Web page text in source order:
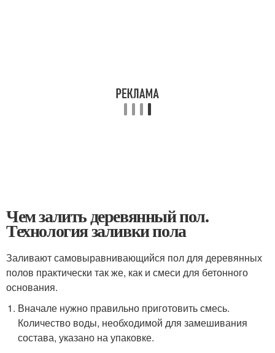
Чем залить деревянный пол.
Технология заливки пола
Заливают самовыравнивающийся пол для деревянных
полов практически так же, как и смеси для бетонного
основания.
Вначале нужно правильно приготовить смесь.
Количество воды, необходимой для замешивания
состава, указано на упаковке.